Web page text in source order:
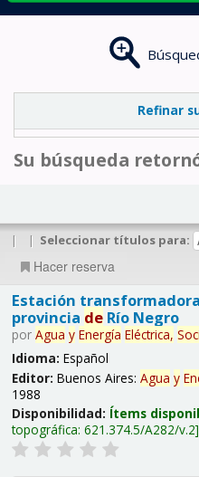
Refinar
Su búsqueda
| | Seleccionar títulos para:
Hacer reserva
Estación
provincia deRío Negro
por Agua y Energía Eléctrica,
Idioma: Español
Editor: Buenos Aires: Agua y
1988
Disponibilidad: Ítems
topográfica: 621.374.5/A282/v.2